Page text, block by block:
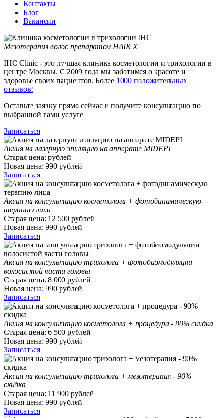
Контакты
Блог
Вакансии
Мезотерапия волос препаратом HAIR X
IHC Clinic - это лучшая клиника косметологии и трихологии в
центре Москвы. С 2009 года мы заботимся о красоте и
здоровье своих пациентов. Более 1000 положительных
отзывов!
Оставьте заявку прямо сейчас и получите консультацию по
выбранной вами услуге
Записаться
Акция на лазерную эпиляцию на аппарате MIDEPI
Старая цена: рублей
Новая цена: 990 рублей
Записаться
Акция на консультацию косметолога + фотодинамическую
терапию лица
Старая цена: 12 500 рублей
Новая цена: 990 рублей
Записаться
Акция на консультацию трихолога + фотобиомодуляции
волосистой части головы
Старая цена: 8 000 рублей
Новая цена: 990 рублей
Записаться
Акция на консультацию косметолога + процедура - 90% скидка
Старая цена: 6 500 рублей
Новая цена: 990 рублей
Записаться
Акция на консультацию трихолога + мезотерапия - 90%
скидка
Старая цена: 11 900 рублей
Новая цена: 990 рублей
Записаться